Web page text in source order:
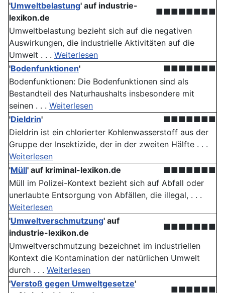
'Umweltbelastung' auf industrie-
lexikon.de
■■■■■■■■
Umweltbelastung bezieht sich auf die negativen
Auswirkungen, die industrielle Aktivitäten auf die
Umwelt . . . Weiterlesen
'Bodenfunktionen'
■■■■■■■
Bodenfunktionen: Die Boden­funktionen sind als
Bestandteil des Naturhaushalts insbesondere mit
seinen . . . Weiterlesen
'Dieldrin'
■■■■■■■
Dieldrin ist ein chlorierter Kohlenwasserstoff aus der
Gruppe der Insektizide, der in der zweiten Hälfte . . .
Weiterlesen
'Müll' auf kriminal-lexikon.de
■■■■■■■
Müll im Polizei-Kontext bezieht sich auf Abfall oder
unerlaubte Entsorgung von Abfällen, die illegal, . . .
Weiterlesen
'Umweltverschmutzung' auf
industrie-lexikon.de
■■■■■■■
Umweltverschmutzung bezeichnet im industriellen
Kontext die Kontamination der natürlichen Umwelt
durch . . . Weiterlesen
'Verstoß gegen Umweltgesetze'
■■■■■■